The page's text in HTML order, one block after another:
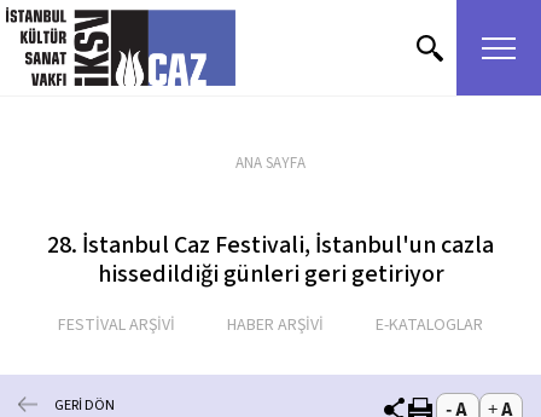
içeriği atla
ANA SAYFA
28. İstanbul Caz Festivali, İstanbul'un cazla
hissedildiği günleri geri getiriyor
FESTİVAL ARŞİVİ HABER ARŞİVİ E-KATALOGLAR
GERİ DÖN